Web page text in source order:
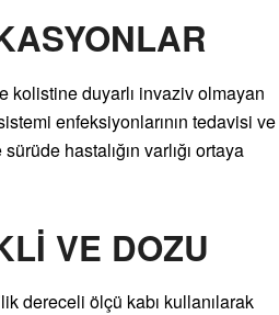
kolistine duyarlı invaziv olmayan
enfeksiyonlarının tedavisi ve
hastalığın varlığı ortaya
VE DOZU
dereceli ölçü kabı kullanılarak